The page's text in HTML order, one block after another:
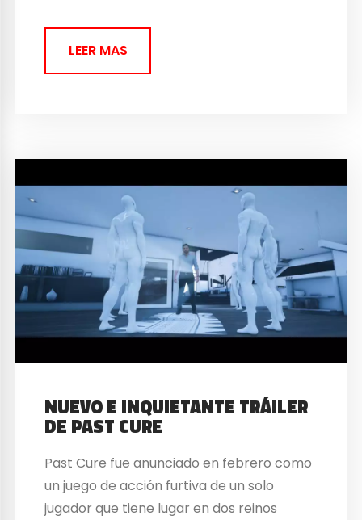
LEER MAS
NUEVO E INQUIETANTE TRÁILER
DE PAST CURE
Past Cure fue anunciado en febrero como
un juego de acción furtiva de un solo
jugador que tiene lugar en dos reinos